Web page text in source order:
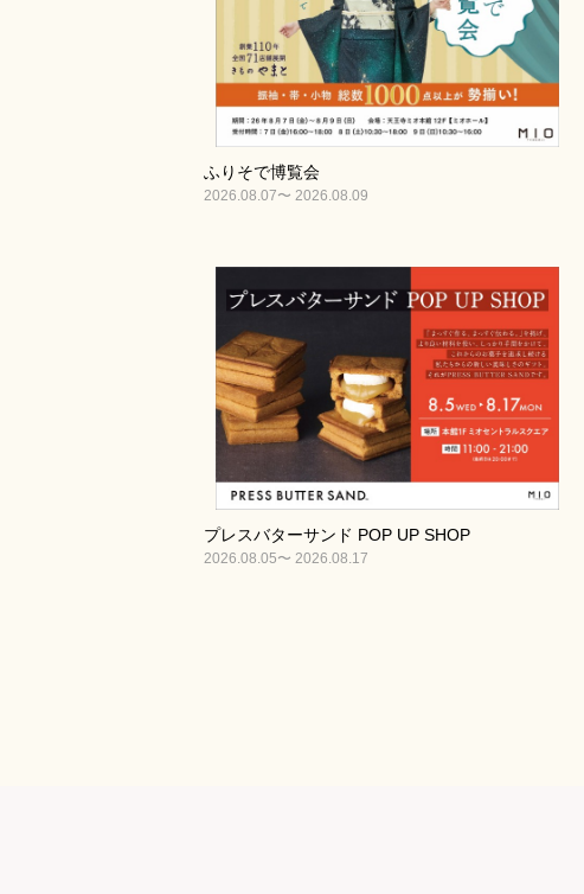
ふりそで博覧会
2026.08.07〜 2026.08.09
プレスバターサンド POP UP SHOP
2026.08.05〜 2026.08.17